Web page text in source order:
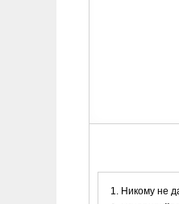
Никому не